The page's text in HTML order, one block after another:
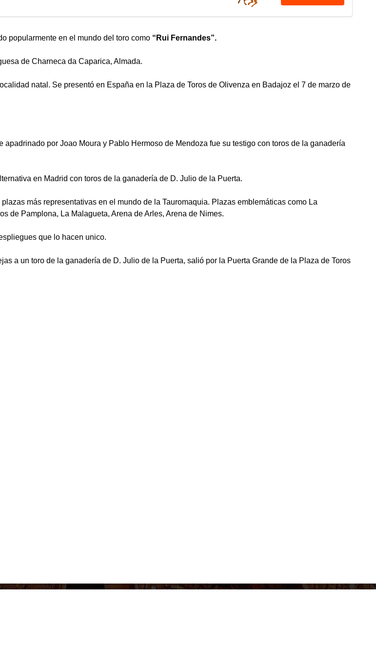
popularmente en el mundo del toro como “Rui Fernandes”.
de Charneca da Caparica, Almada.
natal. Se presentó en España en la Plaza de Toros de Olivenza en Badajoz el 7 de marzo de
por Joao Moura y Pablo Hermoso de Mendoza fue su testigo con toros de la ganadería
en Madrid con toros de la ganadería de D. Julio de la Puerta.
más representativas en el mundo de la Tauromaquia. Plazas emblemáticas como La
de Pamplona, La Malagueta, Arena de Arles, Arena de Nimes.
que lo hacen unico.
a un toro de la ganadería de D. Julio de la Puerta, salió por la Puerta Grande de la Plaza de Toros